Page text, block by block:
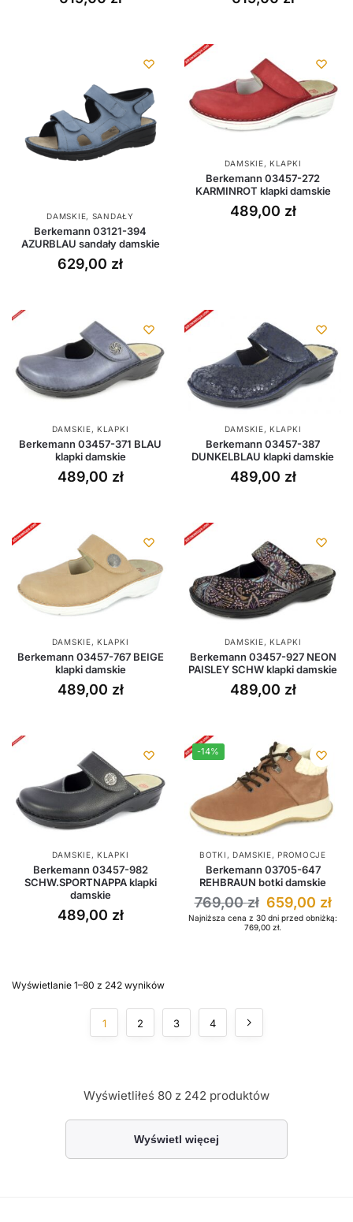
DAMSKIE, SANDAŁY
Berkemann 03121-394
AZURBLAU sandały damskie
629,00 zł
DAMSKIE, KLAPKI
Berkemann 03457-272
KARMINROT klapki damskie
489,00 zł
DAMSKIE, KLAPKI
Berkemann 03457-371 BLAU
klapki damskie
489,00 zł
DAMSKIE, KLAPKI
Berkemann 03457-387
DUNKELBLAU klapki damskie
489,00 zł
DAMSKIE, KLAPKI
Berkemann 03457-767 BEIGE
klapki damskie
489,00 zł
DAMSKIE, KLAPKI
Berkemann 03457-927 NEON
PAISLEY SCHW klapki damskie
489,00 zł
DAMSKIE, KLAPKI
Berkemann 03457-982
SCHW.SPORTNAPPA klapki
damskie
489,00 zł
-14%
BOTKI , DAMSKIE, PROMOCJE
Berkemann 03705-647
REHBRAUN botki damskie
769,00zł 659,00 zł
Najniższa cena z 30 dni przed obniżką:
769,00 zł.
Wyświetlanie 1–80 z 242 wyników
1 2 3 4
Wyświetliłeś 80 z 242 produktów
Wyświetl więcej